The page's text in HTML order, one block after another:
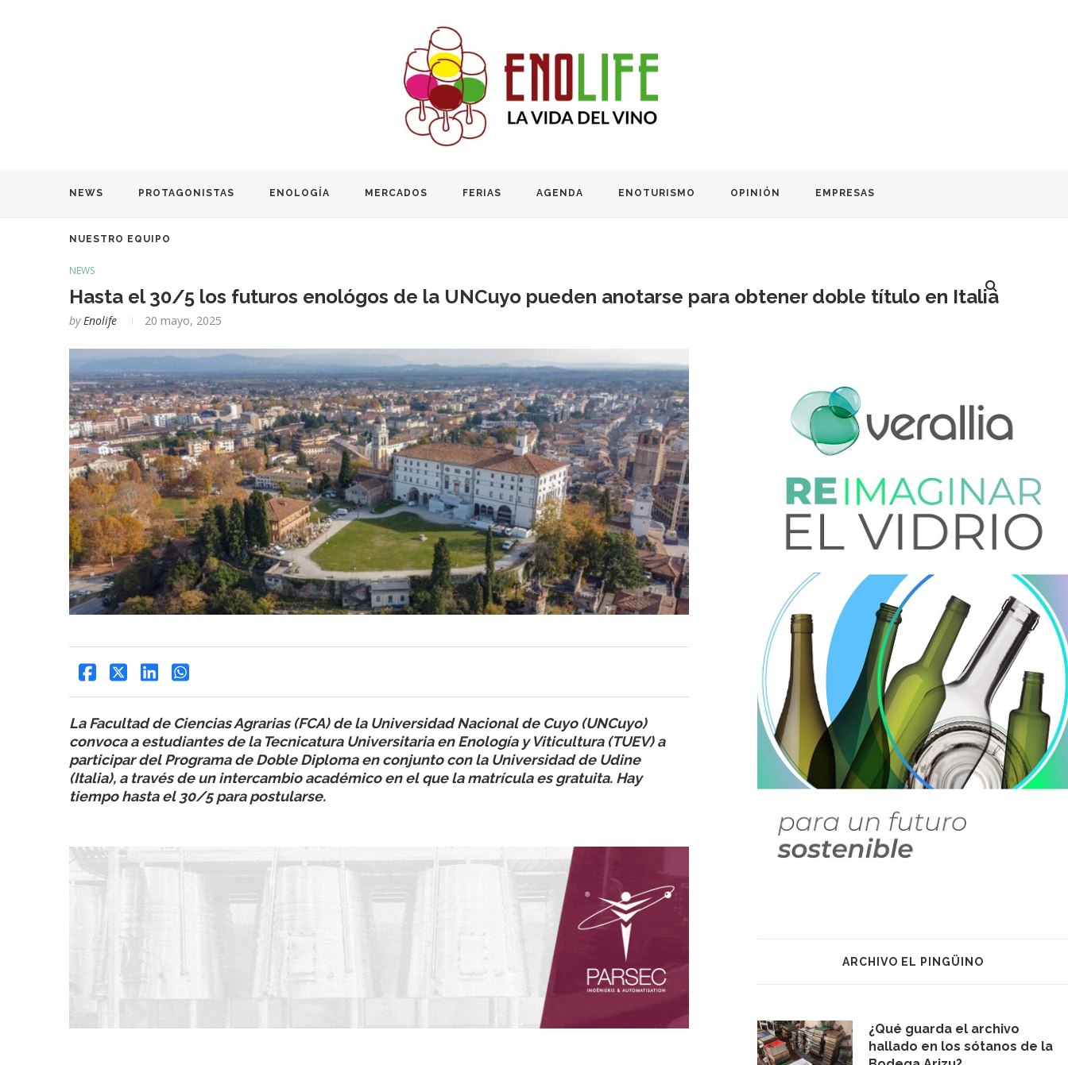
NEWS PROTAGONISTAS ENOLOGÍA MERCADOS FERIAS AGENDA ENOTURISMO OPINIÓN EMPRESAS
NUESTRO EQUIPO
NEWS
Hasta el 30/5 los futuros enológos de la UNCuyo pueden anotarse para obtener doble título en Italia
by Enolife 20 mayo, 2025
La Facultad de Ciencias Agrarias (FCA) de la Universidad Nacional de Cuyo (UNCuyo)
convoca a estudiantes de la Tecnicatura Universitaria en Enología y Viticultura (TUEV) a
participar del Programa de Doble Diploma en conjunto con la Universidad de Udine
(Italia), a través de un intercambio académico en el que la matrícula es gratuita. Hay
tiempo hasta el 30/5 para postularse.
ARCHIVO EL PINGÜINO
¿Qué guarda el archivo
hallado en los sótanos de la